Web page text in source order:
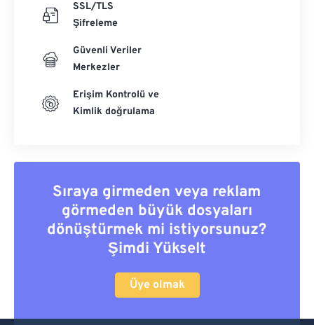
SSL/TLS
Şifreleme
Güvenli Veriler
Merkezler
Erişim Kontrolü ve
Kimlik doğrulama
Sıraya girmeden veya reklam
görmeden büyük dosyaları
dönüştürmek mi istiyorsunuz?
Şimdi Yükselt
Üye olmak